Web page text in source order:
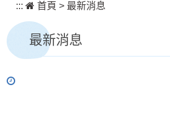
::: 首頁 > 最新消息
最新消息